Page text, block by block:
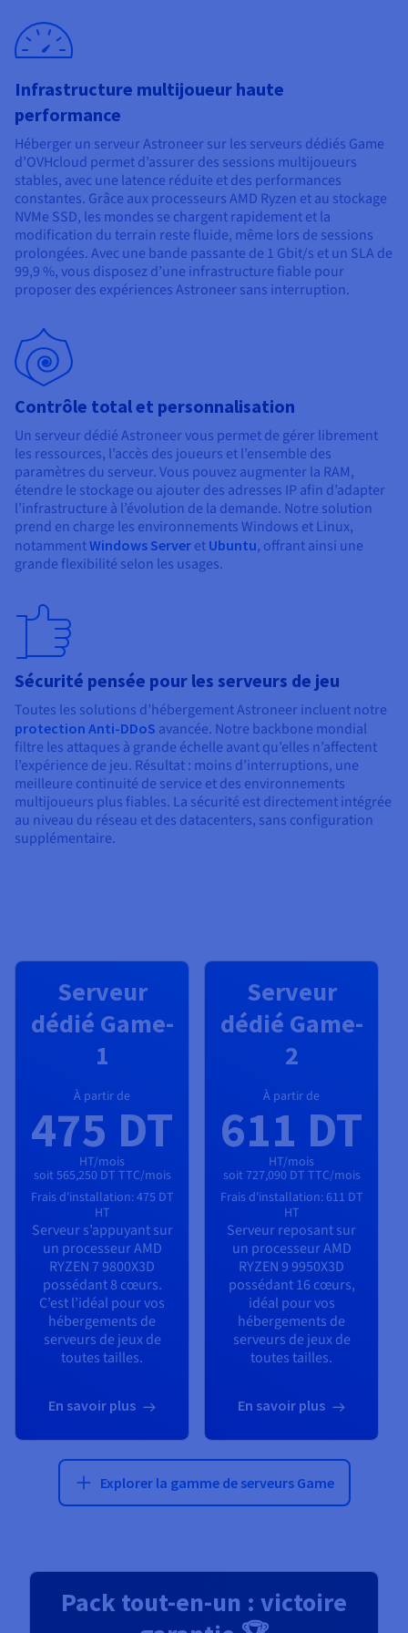
Tarifs
Disponibilités par régions
Documentation
Roadmap & Changelog
Roadmap & Changelog
Roadmap & Changelog
Infrastructure multijoueur haute
performance
Héberger un serveur Astroneer sur les serveurs dédiés Game
d’OVHcloud permet d’assurer des sessions multijoueurs
stables, avec une latence réduite et des performances
constantes. Grâce aux processeurs AMD Ryzen et au stockage
NVMe SSD, les mondes se chargent rapidement et la
modification du terrain reste fluide, même lors de sessions
prolongées. Avec une bande passante de 1 Gbit/s et un SLA de
99,9 %, vous disposez d’une infrastructure fiable pour
proposer des expériences Astroneer sans interruption.
Contrôle total et personnalisation
Un serveur dédié Astroneer vous permet de gérer librement
les ressources, l’accès des joueurs et l’ensemble des
paramètres du serveur. Vous pouvez augmenter la RAM,
étendre le stockage ou ajouter des adresses IP afin d’adapter
l’infrastructure à l’évolution de la demande. Notre solution
prend en charge les environnements Windows et Linux,
notammentWindows Server et Ubuntu, offrant ainsi une
grande flexibilité selon les usages.
Sécurité pensée pour les serveurs de jeu
Toutes les solutions d’hébergement Astroneer incluent notre
protection Anti-DDoS avancée. Notre backbone mondial
filtre les attaques à grande échelle avant qu’elles n’affectent
l’expérience de jeu. Résultat : moins d’interruptions, une
meilleure continuité de service et des environnements
multijoueurs plus fiables. La sécurité est directement intégrée
au niveau du réseau et des datacenters, sans configuration
supplémentaire.
Serveur
dédié Game-
1
À partir de
475 DT
HT/mois
soit 565,250 DT TTC/mois
Frais d'installation:475 DT
HT
Serveur s’appuyant sur
un processeurAMD
RYZEN 7 9800X3D
possédant8 cœurs.
C’est l’idéal pour vos
hébergements de
serveurs de jeux de
toutes tailles.
En savoir plus
Serveur
dédié Game-
2
À partir de
611 DT
HT/mois
soit 727,090 DT TTC/mois
Frais d'installation: 611 DT
HT
Serveur reposant sur
un processeurAMD
RYZEN 9 9950X3D
possédant16 cœurs,
idéal pour vos
hébergements de
serveurs de jeux de
toutes tailles.
En savoir plus
Explorer la gamme de serveurs Game
Pack tout-en-un : victoire